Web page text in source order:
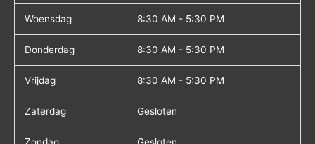
Woensdag 8:30 AM - 5:30 PM
Donderdag 8:30 AM - 5:30 PM
Vrijdag 8:30 AM - 5:30 PM
Zaterdag Gesloten